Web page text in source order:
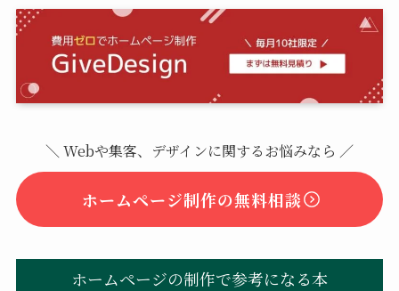
＼ Webや集客、デザインに関するお悩みなら ／
ホームページ制作の無料相談
ホームページの制作で参考になる本